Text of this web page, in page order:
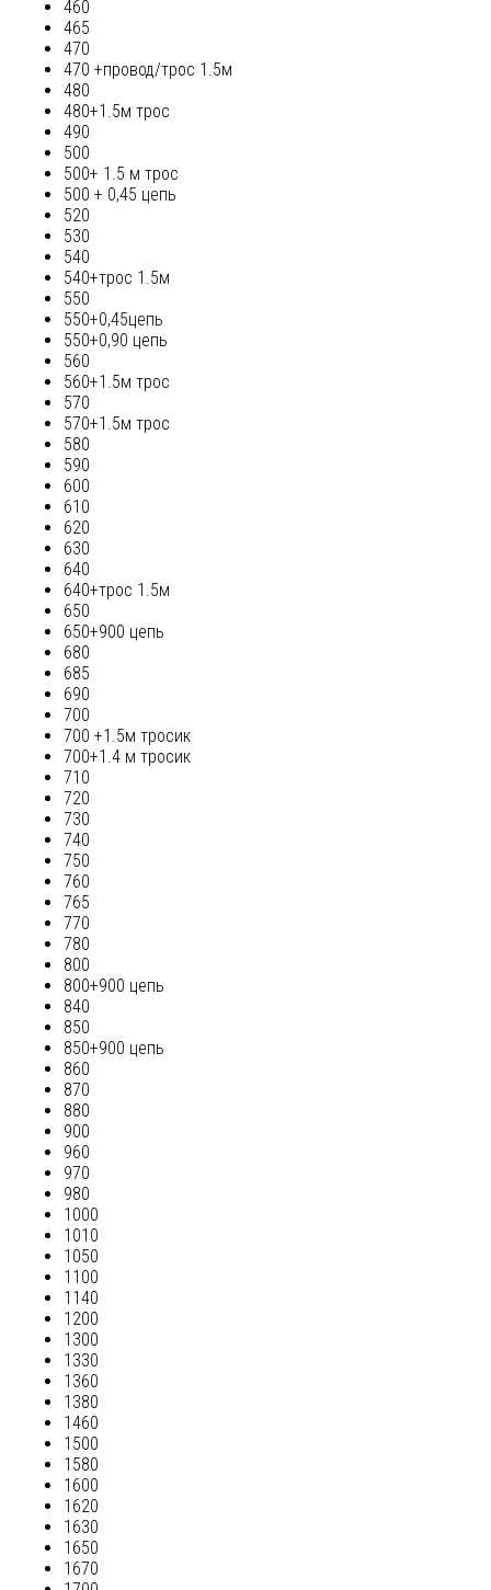
460
465
470
470 +провод/трос 1.5м
480
480+1.5м трос
490
500
500+ 1.5 м трос
500 + 0,45 цепь
520
530
540
540+трос 1.5м
550
550+0,45цепь
550+0,90 цепь
560
560+1.5м трос
570
570+1.5м трос
580
590
600
610
620
630
640
640+трос 1.5м
650
650+900 цепь
680
685
690
700
700 +1.5м тросик
700+1.4 м тросик
710
720
730
740
750
760
765
770
780
800
800+900 цепь
840
850
850+900 цепь
860
870
880
900
960
970
980
1000
1010
1050
1100
1140
1200
1300
1330
1360
1380
1460
1500
1580
1600
1620
1630
1650
1670